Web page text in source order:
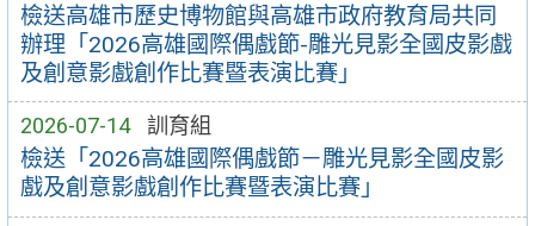
檢送高雄市歷史博物館與高雄市政府教育局共同
辦理「2026高雄國際偶戲節-雕光見影全國皮影戲
及創意影戲創作比賽暨表演比賽」
2026-07-14 訓育組
檢送「2026高雄國際偶戲節－雕光見影全國皮影
戲及創意影戲創作比賽暨表演比賽」